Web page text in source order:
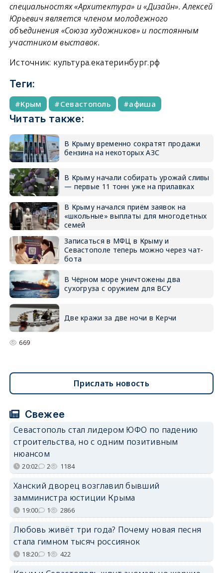
специальностях «Архитектура» и «Дизайн». Алексей
Юрьевич является членом молодежного
объединения «Союза художников» и постоянным
участником выставок.
Источник: культура.екатеринбург.рф
Теги:
Крым Севастополь афиша
Читать также:
В Крыму временно сократят продажи
бензина на некоторых АЗС
В Крыму начали собирать урожай сливы
— первые 11 тонн уже на прилавках
В Крыму начался приём заявок на
«школьные» выплаты для многодетных
семей
Записаться в МФЦ в Крыму и
Севастополе теперь можно через чат-
бота
В Чёрном море уничтожены два
сухогруза с оружием для ВСУ
Две кражи за две ночи в Керчи
669
Прислать новость
Свежее
Севастополь стал лидером ЮФО по падению
строительства, но с одним позитивным
нюансом
20:02 2 1184
Ханский дворец возглавил бывший
замминистра юстиции Крыма
19:00 1 2866
Любовь живёт три года? Почему новая песня
стала гимном тысяч россиянок
18:20 1 422